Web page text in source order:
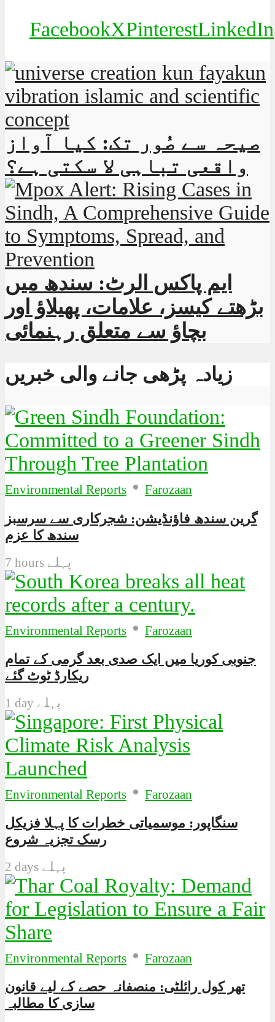
FacebookXPinterestLinkedIn
صیحہ سے صُور تک: کیا آواز
واقعی تباہی لا سکتی ہے؟
ایم پاکس الرٹ: سندھ میں
بڑھتے کیسز، علامات، پھیلاؤ اور
بچاؤ سے متعلق رہنمائی
زیادہ پڑھی جانے والی خبریں
Environmental Reports • Farozaan
گرین سندھ فاؤنڈیشن: شجرکاری سے سرسبز
سندھ کا عزم
7 hours پہلے
Environmental Reports • Farozaan
جنوبی کوریا میں ایک صدی بعد گرمی کے تمام
ریکارڈ ٹوٹ گئے
1 day پہلے
Environmental Reports • Farozaan
سنگاپور: موسمیاتی خطرات کا پہلا فزیکل
رسک تجزیہ شروع
2 days پہلے
Environmental Reports • Farozaan
تھر کول رائلٹی: منصفانہ حصے کے لیے قانون
سازی کا مطالبہ